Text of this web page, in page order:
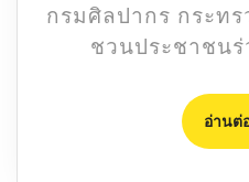
กรมศิลปากร กระท
ชวนประชาชนร่
อ่านต่